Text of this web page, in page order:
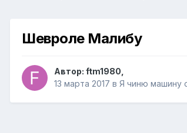
Шевроле Малибу
Автор: ftm1980
13 марта 2017 в Я чиню машину